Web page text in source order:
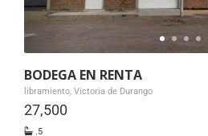
BODEGA EN RENTA
libramiento, Victoria de Durango
27,500
.5